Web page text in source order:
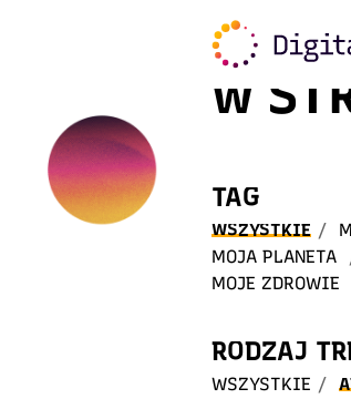
Witaj
w
TAG
WSZYSTKIE /
MOJA PLANETA
MOJE ZDROWIE
RODZAJ
WSZYSTKIE /